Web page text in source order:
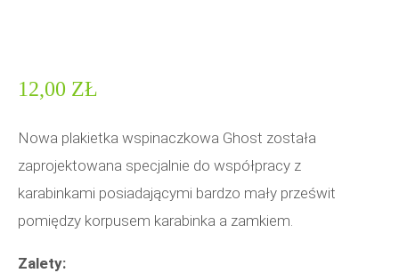
12,00 ZŁ
Nowa plakietka wspinaczkowa Ghost została
zaprojektowana specjalnie do współpracy z
karabinkami posiadającymi bardzo mały prześwit
pomiędzy korpusem karabinka a zamkiem.
Zalety: